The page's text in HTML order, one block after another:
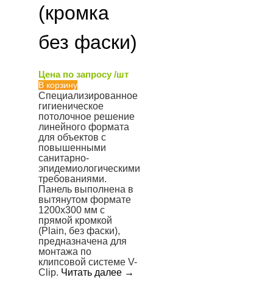
(кромка
без фаски)
Цена по запросу /шт
В корзину
Специализированное
гигиеническое
потолочное решение
линейного формата
для объектов с
повышенными
санитарно-
эпидемиологическими
требованиями.
Панель выполнена в
вытянутом формате
1200х300 мм с
прямой кромкой
(Plain, без фаски),
предназначена для
монтажа по
клипсовой системе V-
Clip. Читать далее →